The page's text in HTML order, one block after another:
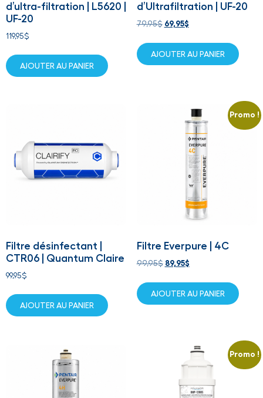
d’ultra-filtration | L5620 |
UF-20
119,95$
AJOUTER AU PANIER
d’Ultrafiltration | UF-20
79,95$ 69,95$
AJOUTER AU PANIER
Filtre désinfectant |
CTR06 | Quantum Claire
99,95$
AJOUTER AU PANIER
Promo !
Filtre Everpure | 4C
99,95$ 89,95$
AJOUTER AU PANIER
Promo !